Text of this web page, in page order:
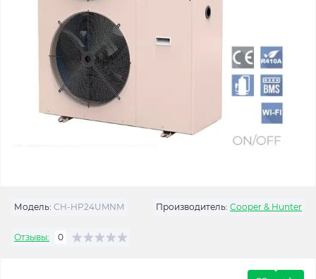
Модель: CH-HP24UMNM Производитель: Cooper & Hunter
Отзывы: 0